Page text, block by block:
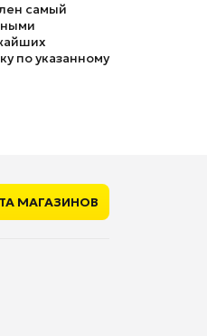
самый
по указанному
МАГАЗИНОВ